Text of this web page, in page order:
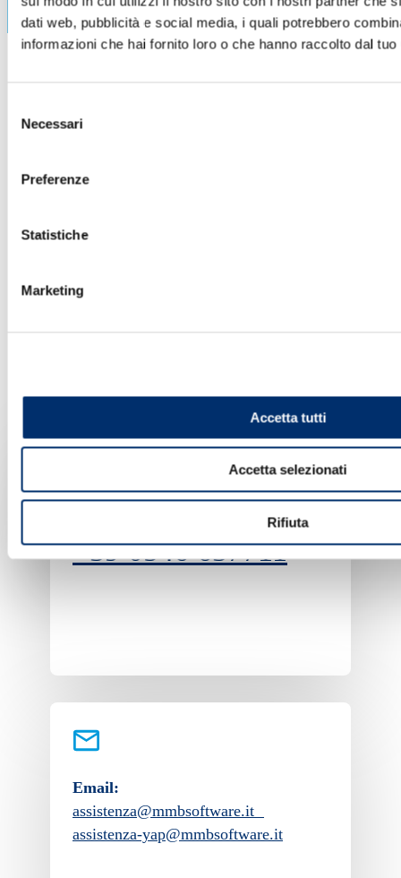
dati web, pubblicità e social media, i quali potrebbero
informazioni che hai fornito loro o che hanno raccolto dal
delNecessari
Preferenze
Statistiche
Marketing
Accetta tutti
Accetta selezionati
Rifiuta
ASSISTENZA REMOTA - Contatti
+39 0546 637711
Email:
assistenza@mmbsoftware.it
assistenza-yap@mmbsoftware.it